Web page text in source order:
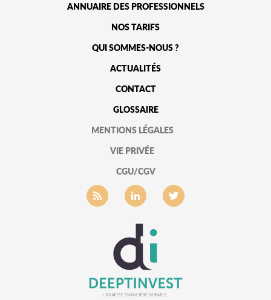
ANNUAIRE DES PROFESSIONNELS
NOS TARIFS
QUI SOMMES-NOUS ?
ACTUALITÉS
CONTACT
GLOSSAIRE
MENTIONS LÉGALES
VIE PRIVÉE
CGU/CGV